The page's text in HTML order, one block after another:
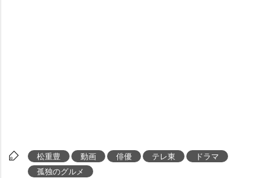
松重豊 動画 俳優 テレ東
ドラマ
孤独のグルメ